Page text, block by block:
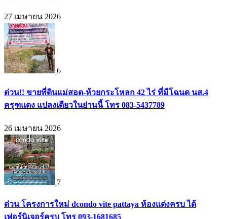
27 เมษายน 2026
6
ด่วน!! ขายที่ดินแม่สอด-ห้วยกระโหลก 42 ไร่ ที่มีโฉนด นส.4
ครุฑแดง แปลงเดียวในย่านนี้ โทร 083-5437789
26 เมษายน 2026
7
ด่วน โครงการใหม่ dcondo vite pattaya ห้องแต่งครบ ได้
เฟอร์นิเจอร์ครบ โทร 093-1681685